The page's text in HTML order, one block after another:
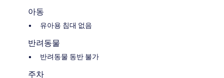
아동
유아용 침대 없음
반려동물
반려동물 동반 불가
주차